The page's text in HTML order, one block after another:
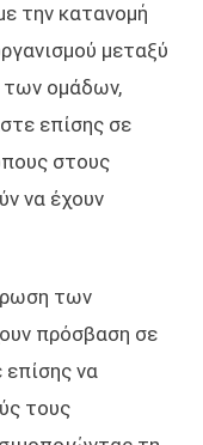
την κατανομή
μεταξύ
των ομάδων,
επίσης σε
στους
να έχουν
των
πρόσβαση σε
να
τους